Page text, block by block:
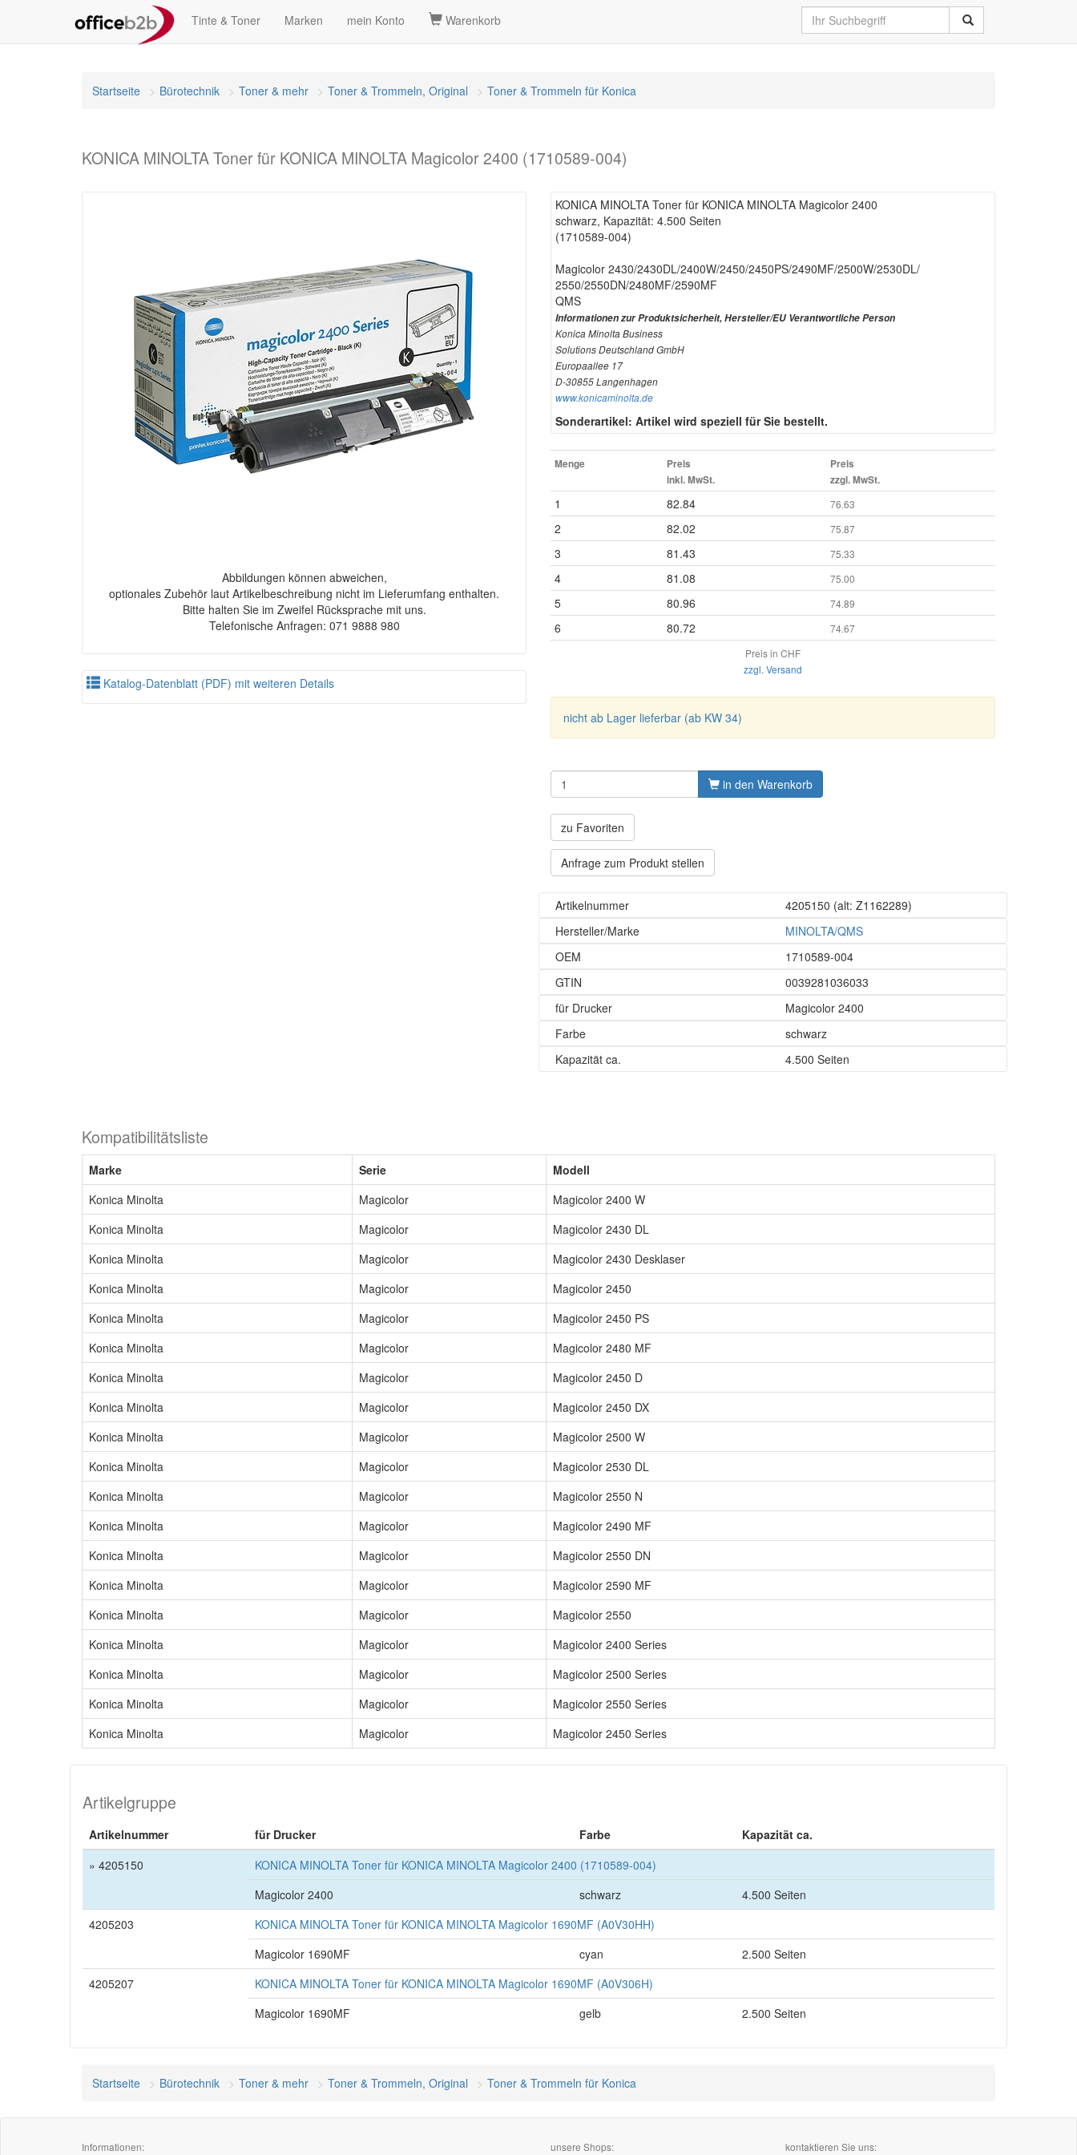
Tinte & Toner Marken mein Konto Warenkorb
Startseite Bürotechnik Toner & mehr Toner & Trommeln, Original Toner & Trommeln für Konica
KONICA MINOLTA Toner für KONICA MINOLTA Magicolor 2400 (1710589-004)
Abbildungen können abweichen,
optionales Zubehör laut Artikelbeschreibung nicht im Lieferumfang enthalten.
Bitte halten Sie im Zweifel Rücksprache mit uns.
Telefonische Anfragen: 071 9888 980
Katalog-Datenblatt (PDF) mit weiteren Details
KONICA MINOLTA Toner für KONICA MINOLTA Magicolor 2400
schwarz, Kapazität: 4.500 Seiten
(1710589-004)
Magicolor 2430/2430DL/2400W/2450/2450PS/2490MF/2500W/2530DL/
2550/2550DN/2480MF/2590MF
QMS
Informationen zur Produktsicherheit, Hersteller/EU Verantwortliche Person
Konica Minolta Business
Solutions Deutschland GmbH
Europaallee 17
D-30855 Langenhagen
www.konicaminolta.de
Sonderartikel: Artikel wird speziell für Sie bestellt.
Menge
Preis
inkl. MwSt.
Preis
zzgl. MwSt.
1 82.84 76.63
2 82.02 75.87
3 81.43 75.33
4 81.08 75.00
5 80.96 74.89
6 80.72
74.67
Preis in CHF
zzgl. Versand
nicht ab Lager lieferbar (ab KW 34)
in den Warenkorb
zu Favoriten
Anfrage zum Produkt stellen
Artikelnummer 4205150 (alt: Z1162289)
Hersteller/Marke
MINOLTA/QMS
OEM
1710589-004
GTIN
0039281036033
für Drucker
Magicolor 2400
Farbe
schwarz
Kapazität ca.
4.500 Seiten
Kompatibilitätsliste
Marke Serie
Modell
Konica Minolta
Magicolor
Magicolor 2400 W
Konica Minolta
Magicolor
Magicolor 2430 DL
Konica Minolta
Magicolor
Magicolor 2430 Desklaser
Konica Minolta
Magicolor
Magicolor 2450
Konica Minolta
Magicolor
Magicolor 2450 PS
Konica Minolta
Magicolor
Magicolor 2480 MF
Konica Minolta
Magicolor
Magicolor 2450 D
Konica Minolta
Magicolor
Magicolor 2450 DX
Konica Minolta
Magicolor
Magicolor 2500 W
Konica Minolta
Magicolor
Magicolor 2530 DL
Konica Minolta
Magicolor
Magicolor 2550 N
Konica Minolta
Magicolor
Magicolor 2490 MF
Konica Minolta
Magicolor
Magicolor 2550 DN
Konica Minolta
Magicolor
Magicolor 2590 MF
Konica Minolta
Magicolor
Magicolor 2550
Konica Minolta
Magicolor
Magicolor 2400 Series
Konica Minolta
Magicolor
Magicolor 2500 Series
Konica Minolta
Magicolor
Magicolor 2550 Series
Konica Minolta
Magicolor Magicolor 2450 Series
Artikelgruppe
Artikelnummer für Drucker Farbe
Kapazität ca.
» 4205150
KONICA MINOLTA Toner für KONICA MINOLTA Magicolor 2400 (1710589-004)
Magicolor 2400
schwarz
4.500 Seiten
4205203
KONICA MINOLTA Toner für KONICA MINOLTA Magicolor 1690MF (A0V30HH)
Magicolor 1690MF
cyan
2.500 Seiten
4205207
KONICA MINOLTA Toner für KONICA MINOLTA Magicolor 1690MF (A0V306H)
Magicolor 1690MF
gelb 2.500 Seiten
Startseite Bürotechnik Toner & mehr Toner & Trommeln, Original Toner & Trommeln für Konica
Informationen: unsere Shops: kontaktieren Sie uns: